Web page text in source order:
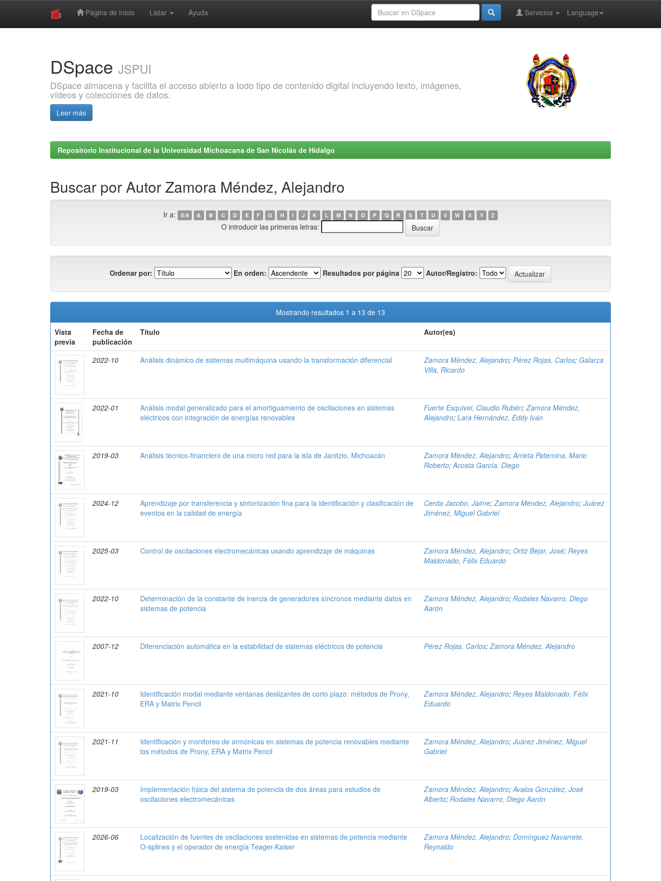
Página de inicio Listar Ayuda Language
Servicios
DSpace JSPUI
DSpace almacena y facilita el acceso abierto a todo tipo de contenido digital incluyendo texto, imágenes,
vídeos y colecciones de datos.
Leer más
Repositorio Institucional de la Universidad Michoacana de San Nicolás de Hidalgo
Buscar por Autor Zamora Méndez, Alejandro
Ir a: 0-9 A B C D E F G H I J K L M N O P Q R S T U V W X Y Z
O introducir las primeras letras:
Ordenar por: En orden: Resultados por página Autor/Registro:
Mostrando resultados 1 a 13 de 13
Vista
previa
Fecha de
publicación
Título Autor(es)
2022-10 Análisis dinámico de sistemas multimáquina usando la transformación diferencial Zamora Méndez, Alejandro; Pérez Rojas, Carlos; Galarza
Villa, Ricardo
2022-01
Análisis modal generalizado para el amortiguamiento de oscilaciones en sistemas
eléctricos con integración de energías renovables
Fuerte Esquivel, Claudio Rubén;Zamora Méndez,
Alejandro; Lara Hernández, Eddy Iván
2019-03 Análisis técnico-financiero de una micro red para la isla de Janitzio, Michoacán Zamora Méndez, Alejandro;Arrieta Paternina, Mario
Roberto;Acosta García, Diego
2024-12
Aprendizaje por transferencia y sintonización fina para la identificación y clasificación de
eventos en la calidad de energía
Cerda Jacobo, Jaime;Zamora Méndez, Alejandro; Juárez
Jiménez, Miguel Gabriel
2025-03 Control de oscilaciones electromecánicas usando aprendizaje de máquinas Zamora Méndez, Alejandro; Ortiz Bejar, José; Reyes
Maldonado, Félix Eduardo
2022-10
Determinación de la constante de inercia de generadores síncronos mediante datos en
sistemas de potencia
Zamora Méndez, Alejandro; Rodales Navarro, Diego
Aarón
2007-12 Diferenciación automática en la estabilidad de sistemas eléctricos de potencia Pérez Rojas, Carlos;Zamora Méndez, Alejandro
2021-10
Identificación modal mediante ventanas deslizantes de corto plazo: métodos de Prony,
ERA y Matrix Pencil
Zamora Méndez, Alejandro; Reyes Maldonado, Félix
Eduardo
2021-11
Identificación y monitoreo de armónicas en sistemas de potencia renovables mediante
los métodos de Prony, ERA y Matrix Pencil
Zamora Méndez, Alejandro; Juárez Jiménez, Miguel
Gabriel
2019-03
Implementación física del sistema de potencia de dos áreas para estudios de
oscilaciones electromecánicas
Zamora Méndez, Alejandro;Avalos González, José
Alberto; Rodales Navarro, Diego Aarón
2026-06
Localización de fuentes de oscilaciones sostenidas en sistemas de potencia mediante
O-splines y el operador de energía Teager-Kaiser
Zamora Méndez, Alejandro; Domínguez Navarrete,
Reynaldo